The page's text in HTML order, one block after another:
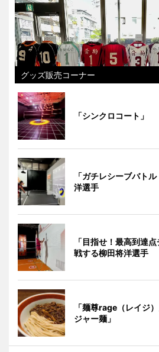
グッズ販売コーナー
「シンクロコート」
「ガチレシーブバト
洋選手
「目指せ！最高到達
戦する柳田将洋選手
「麺尊rage（レイジ
ジャー麺」